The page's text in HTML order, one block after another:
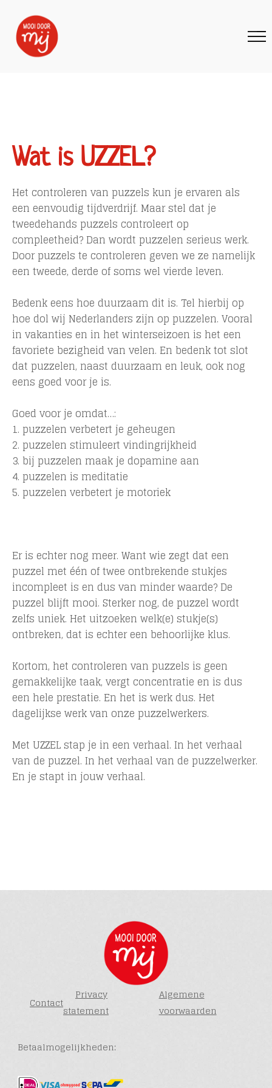
Wat is UZZEL?
Het controleren van puzzels kun je ervaren als
een eenvoudig tijdverdrijf. Maar stel dat je
tweedehands puzzels controleert op
compleetheid? Dan wordt puzzelen serieus werk.
Door puzzels te controleren geven we ze namelijk
een tweede, derde of soms wel vierde leven.
Bedenk eens hoe duurzaam dit is. Tel hierbij op
hoe dol wij Nederlanders zijn op puzzelen. Vooral
in vakanties en in het winterseizoen is het een
favoriete bezigheid van velen. En bedenk tot slot
dat puzzelen, naast duurzaam en leuk, ook nog
eens goed voor je is.
Goed voor je omdat…:
1. puzzelen verbetert je geheugen
2. puzzelen stimuleert vindingrijkheid
3. bij puzzelen maak je dopamine aan
4. puzzelen is meditatie
5. puzzelen verbetert je motoriek
Er is echter nog meer. Want wie zegt dat een
puzzel met één of twee ontbrekende stukjes
incompleet is en dus van minder waarde? De
puzzel blijft mooi. Sterker nog, de puzzel wordt
zelfs uniek. Het uitzoeken welk(e) stukje(s)
ontbreken, dat is echter een behoorlijke klus.
Kortom, het controleren van puzzels is geen
gemakkelijke taak, vergt concentratie en is dus
een hele prestatie. En het is werk dus. Het
dagelijkse werk van onze puzzelwerkers.
Met UZZEL stap je in een verhaal. In het verhaal
van de puzzel. In het verhaal van de puzzelwerker.
En je stapt in jouw verhaal.
Contact
Privacy
statement
Algemene
voorwaarden
Betaalmogelijkheden: